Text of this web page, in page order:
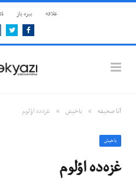
علاقه بيزه ياز
Facebook
آنا صحيفه » باخيش » غزه‌ده اؤلوم
باخيش
غزه‌ده اؤلوم